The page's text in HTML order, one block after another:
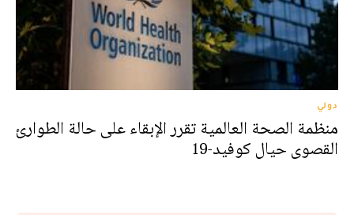
دولي
منظمة الصحة العالمية تقرر الإبقاء على حالة الطوارئ
القصوى حيال كوفيد-19